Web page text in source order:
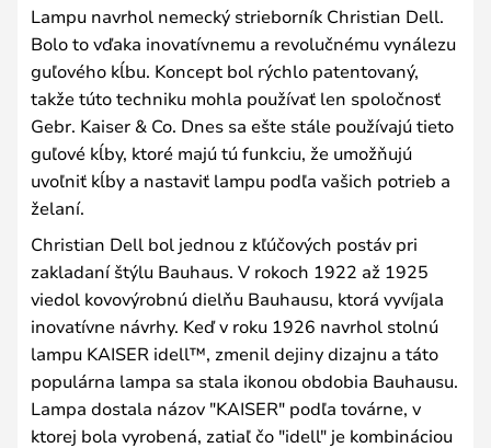
Lampu navrhol nemecký strieborník Christian Dell.
Bolo to vďaka inovatívnemu a revolučnému vynálezu
guľového kĺbu. Koncept bol rýchlo patentovaný,
takže túto techniku mohla používať len spoločnosť
Gebr. Kaiser & Co. Dnes sa ešte stále používajú tieto
guľové kĺby, ktoré majú tú funkciu, že umožňujú
uvoľniť kĺby a nastaviť lampu podľa vašich potrieb a
želaní.
Christian Dell bol jednou z kľúčových postáv pri
zakladaní štýlu Bauhaus. V rokoch 1922 až 1925
viedol kovovýrobnú dielňu Bauhausu, ktorá vyvíjala
inovatívne návrhy. Keď v roku 1926 navrhol stolnú
lampu KAISER idell™, zmenil dejiny dizajnu a táto
populárna lampa sa stala ikonou obdobia Bauhausu.
Lampa dostala názov "KAISER" podľa továrne, v
ktorej bola vyrobená, zatiaľ čo "idell" je kombináciou